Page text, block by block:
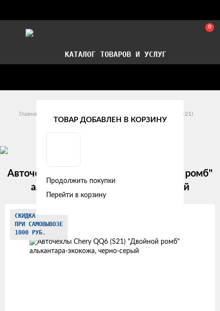
0
КАТАЛОГ ТОВАРОВ И УСЛУГ
Главная
QQ6 (S21)
Chery QQ6 (S21) (2006 - 2010)
Авточехлы Chery QQ6 (S21) "Двойной ромб"
алькантара-экокожа, черно-серый
Изображения
товаров
СКИДКА
ПРИ САМОВЫВОЗЕ
1000 РУБ.
ТОВАР ДОБАВЛЕН В КОРЗИНУ
Продолжить покупки
Перейти в корзину